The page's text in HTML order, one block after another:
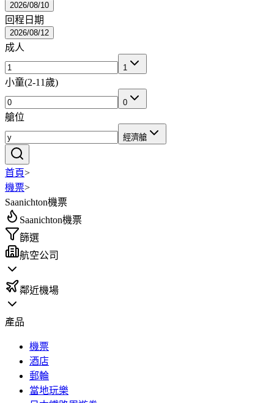
2026/08/10
回程日期
2026/08/12
成人
1
小童(2-11歲)
0
艙位
經濟艙
首頁>
機票>
Saanichton機票
Saanichton機票
篩選
航空公司
鄰近機場
產品
機票
酒店
郵輪
當地玩樂